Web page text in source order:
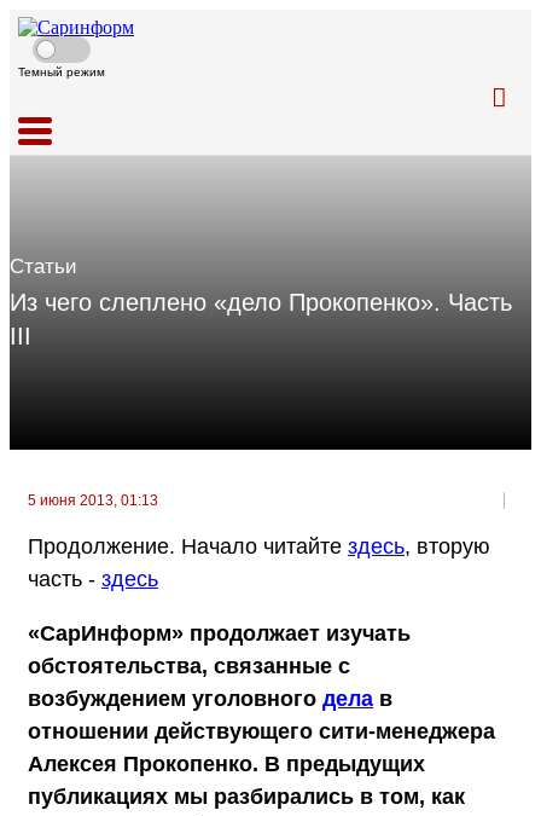
Темный режим
Статьи
Из чего слеплено «дело Прокопенко». Часть
III
5 июня 2013, 01:13
Продолжение. Начало читайте здесь, вторую
часть - здесь
«СарИнформ» продолжает изучать
обстоятельства, связанные с
возбуждением уголовного дела в
отношении действующего сити-менеджера
Алексея Прокопенко. В предыдущих
публикациях мы разбирались в том, как